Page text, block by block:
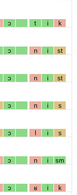
ɔ t i k
ɔ n i st
ɔ n i st
ɔ n i s
ɔ l i s
ɔ n i sm
ɔ ʁ i k